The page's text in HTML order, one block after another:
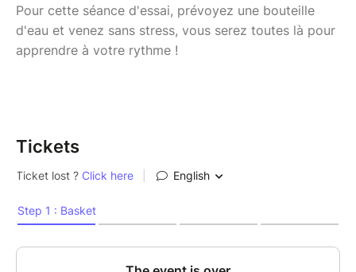
Pour cette séance d'essai, prévoyez une bouteille
d'eau et venez sans stress, vous serez toutes là pour
apprendre à votre rythme !
Tickets